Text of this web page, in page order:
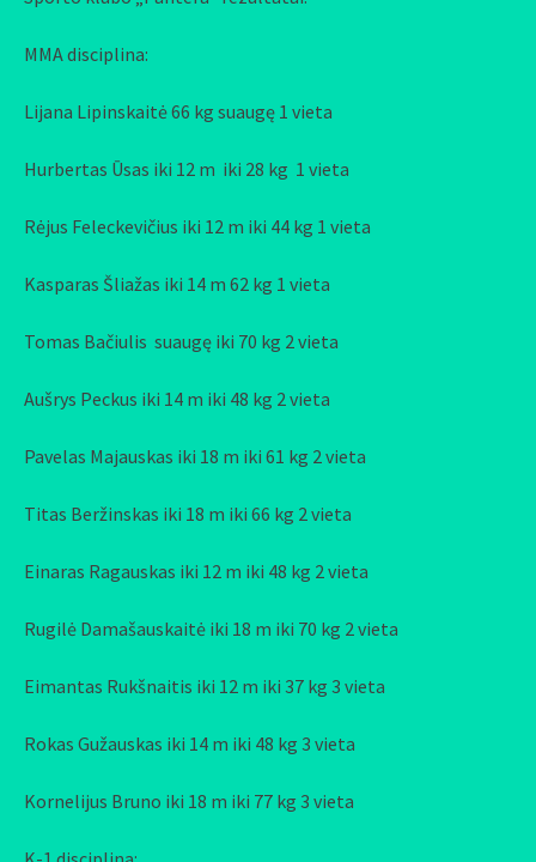
MMA disciplina:
Lijana Lipinskaitė 66 kg suaugę 1 vieta
Hurbertas Ūsas iki 12 m iki 28 kg 1 vieta
Rėjus Feleckevičius iki 12 m iki 44 kg 1 vieta
Kasparas Šliažas iki 14 m 62 kg 1 vieta
Tomas Bačiulis suaugę iki 70 kg 2 vieta
Aušrys Peckus iki 14 m iki 48 kg 2 vieta
Pavelas Majauskas iki 18 m iki 61 kg 2 vieta
Titas Beržinskas iki 18 m iki 66 kg 2 vieta
Einaras Ragauskas iki 12 m iki 48 kg 2 vieta
Rugilė Damašauskaitė iki 18 m iki 70 kg 2 vieta
Eimantas Rukšnaitis iki 12 m iki 37 kg 3 vieta
Rokas Gužauskas iki 14 m iki 48 kg 3 vieta
Kornelijus Bruno iki 18 m iki 77 kg 3 vieta